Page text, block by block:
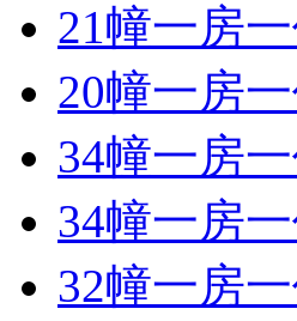
21幢一房
20幢一房
34幢一房
34幢一房
32幢一房